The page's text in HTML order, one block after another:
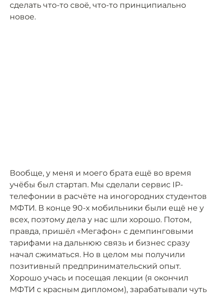
сделать что-то своё, что-то принципиально
новое.
Вообще, у меня и моего брата ещё во время
учёбы был стартап. Мы сделали сервис IP-
телефонии в расчёте на иногородних студентов
МФТИ. В конце 90-х мобильники были ещё не у
всех, поэтому дела у нас шли хорошо. Потом,
правда, пришёл «Мегафон» с демпинговыми
тарифами на дальнюю связь и бизнес сразу
начал сжиматься. Но в целом мы получили
позитивный предпринимательский опыт.
Хорошо учась и посещая лекции (я окончил
МФТИ с красным дипломом), зарабатывали чуть